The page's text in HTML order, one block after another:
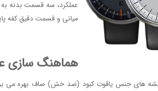
عملکرد، سه قسمت بدنه
میانی و قسمت دقیق کفه
هماهنگ سازی
های جنس یاقوت کبود (ضد خش) صاف بهره می